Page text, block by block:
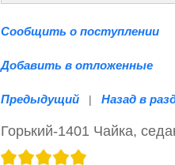
Сообщить о поступлении
Добавить в отложенные
Предыдущий | Назад в
Горький-1401 Чайка,